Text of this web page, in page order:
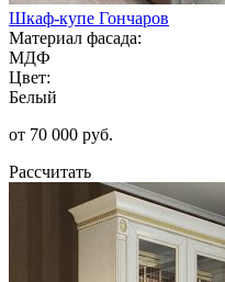
Шкаф-купе Гончаров
Материал фасада:
МДФ
Цвет:
Белый
от 70 000 руб.
Рассчитать